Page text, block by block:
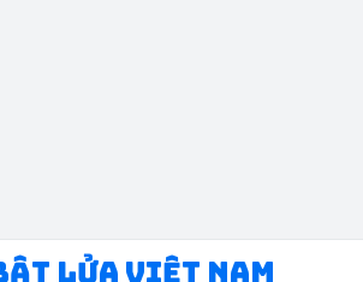
Lửa Việt Nam